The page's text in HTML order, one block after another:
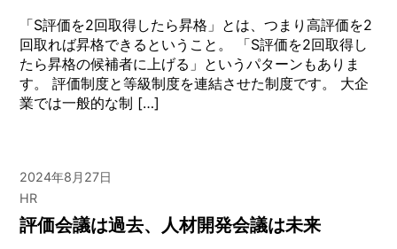
「S評価を2回取得したら昇格」とは、つまり高評価を2
回取れば昇格できるということ。 「S評価を2回取得し
たら昇格の候補者に上げる」というパターンもありま
す。 評価制度と等級制度を連結させた制度です。 大企
業では一般的な制 […]
2024年8月27日
HR
評価会議は過去、人材開発会議は未来